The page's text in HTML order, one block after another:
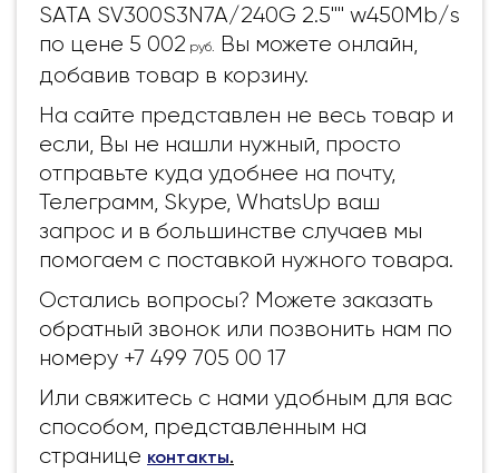
SATA SV300S3N7A/240G 2.5"" w450Mb/s
по цене 5 002 руб.
Вы можете онлайн,
добавив товар в корзину.
На сайте представлен не весь товар и
если, Вы не нашли нужный, просто
отправьте куда удобнее на почту,
Телеграмм, Skype, WhatsUp ваш
запрос и в большинстве случаев мы
помогаем с поставкой нужного товара.
Остались вопросы? Можете заказать
обратный звонок или позвонить нам по
номеру +7 499 705 00 17
Или свяжитесь с нами удобным для вас
способом, представленным на
странице контакты.